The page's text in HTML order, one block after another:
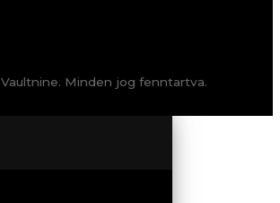
Minden jog fenntartva.